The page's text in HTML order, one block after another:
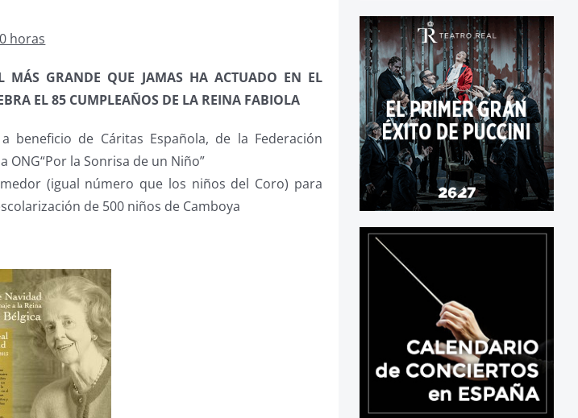
horas
GRANDE QUE JAMAS HA ACTUADO EN EL
EL 85 CUMPLEAÑOS DE LA REINA FABIOLA
beneficio de Cáritas Española, de la Federación
ONG“Por la Sonrisa de un Niño”
(igual número que los niños del Coro) para
de 500 niños de Camboya